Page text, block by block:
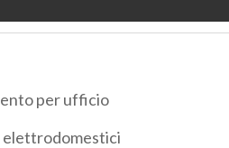
per ufficio
elettrodomestici